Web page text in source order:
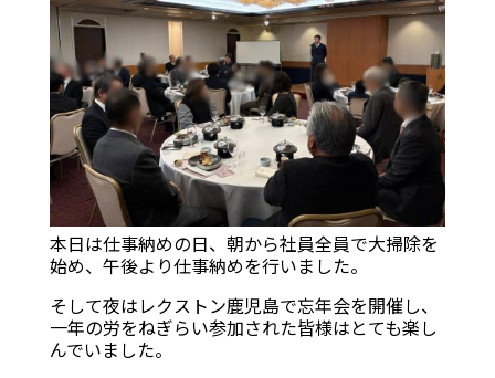
本日は仕事納めの日、朝から社員全員で大掃除を
始め、午後より仕事納めを行いました。
そして夜はレクストン鹿児島で忘年会を開催し、
一年の労をねぎらい参加された皆様はとても楽し
んでいました。